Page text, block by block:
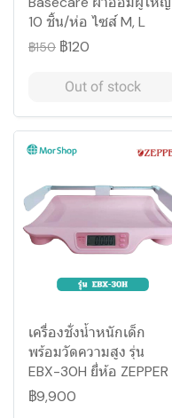
10 ชิ้น/ห่อ ไซส์ M, L
฿150 ฿120
Out of stock
เครื่องชั่งน้ำหนักเด็ก
พร้อมวัดความสูง รุ่น
EBX-30H ยี่ห้อ ZEPPER
฿9,900